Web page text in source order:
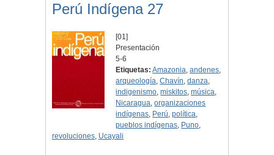
Perú Indígena 27
[01]
Presentación
5-6
Etiquetas: Amazonia,andenes,
arqueología,Chavín,danza,
indigenismo,miskitos,música,
Nicaragua,organizaciones
indígenas, Perú,política,
pueblos indígenas, Puno,
revoluciones, Ucayali